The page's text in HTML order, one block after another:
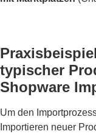
typischer
Shopware
Um den
Importieren neuer